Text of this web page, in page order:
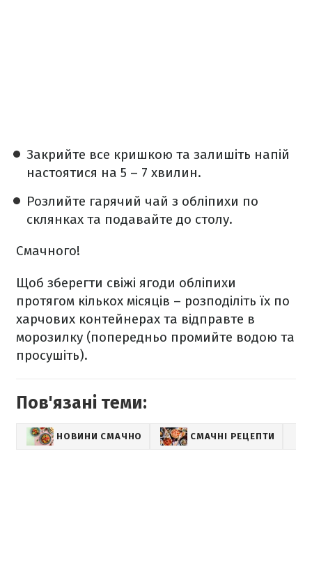
Закрийте все кришкою та залишіть напій
настоятися на 5 – 7 хвилин.
Розлийте гарячий чай з обліпихи по
склянках та подавайте до столу.
Смачного!
Щоб зберегти свіжі ягоди обліпихи
протягом кількох місяців – розподіліть їх по
харчових контейнерах та відправте в
морозилку (попередньо промийте водою та
просушіть).
Пов'язані теми:
НОВИНИ СМАЧНО СМАЧНІ РЕЦЕПТИ